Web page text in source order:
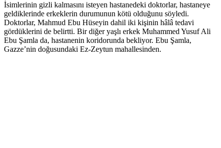
İsimlerinin gizli kalmasını isteyen hastanedeki doktorlar, hastaneye
geldiklerinde erkeklerin durumunun kötü olduğunu söyledi.
Doktorlar, Mahmud Ebu Hüseyin dahil iki kişinin hâlâ tedavi
gördüklerini de belirtti. Bir diğer yaşlı erkek Muhammed Yusuf Ali
Ebu Şamla da, hastanenin koridorunda bekliyor. Ebu Şamla,
Gazze’nin doğusundaki Ez-Zeytun mahallesinden.